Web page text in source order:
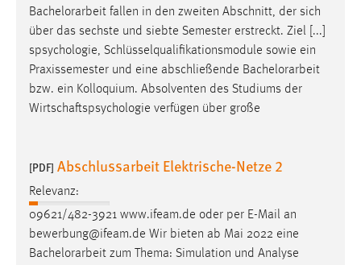
Bachelorarbeit fallen in den zweiten Abschnitt, der sich
über das sechste und siebte Semester erstreckt. Ziel [...]
spsychologie, Schlüsselqualifikationsmodule sowie ein
Praxissemester und eine abschließende Bachelorarbeit
bzw. ein Kolloquium. Absolventen des Studiums der
Wirtschaftspsychologie verfügen über große
[PDF] Abschlussarbeit Elektrische-Netze 2
Relevanz:
09621/482-3921 www.ifeam.de oder per E-Mail an
bewerbung@ifeam.de Wir bieten ab Mai 2022 eine
Bachelorarbeit zum Thema: Simulation und Analyse